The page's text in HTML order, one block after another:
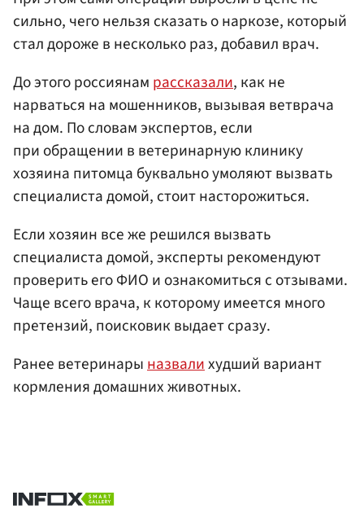
сильно, чего нельзя сказать о наркозе, который
стал дороже в несколько раз, добавил врач.
До этого россиянам рассказали, как не
нарваться на мошенников, вызывая ветврача
на дом. По словам экспертов, если
при обращении в ветеринарную клинику
хозяина питомца буквально умоляют вызвать
специалиста домой, стоит насторожиться.
Если хозяин все же решился вызвать
специалиста домой, эксперты рекомендуют
проверить его ФИО и ознакомиться с отзывами.
Чаще всего врача, к которому имеется много
претензий, поисковик выдает сразу.
Ранее ветеринарыназвалихудший вариант
кормления домашних животных.